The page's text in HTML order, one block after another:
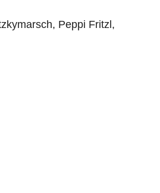
Peppi Fritzl,